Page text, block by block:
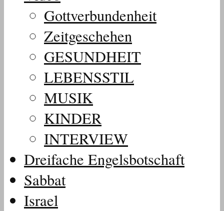
Gottverbundenheit
Zeitgeschehen
GESUNDHEIT
LEBENSSTIL
MUSIK
KINDER
INTERVIEW
Dreifache Engelsbotschaft
Sabbat
Israel